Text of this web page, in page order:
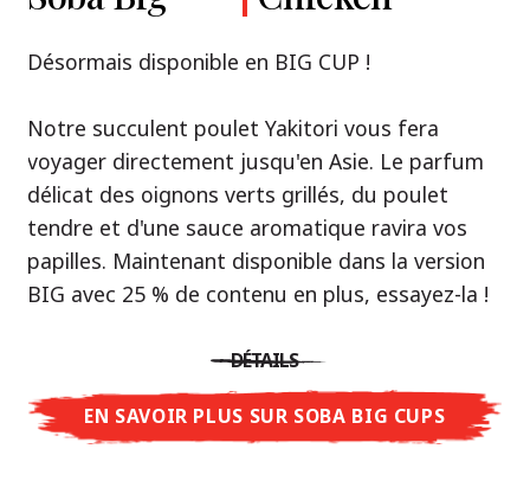
Trois univers de saveurs, un seul objectif : le
vrai ramen de niveau restaurant – sans le
restaurant.
Avec Nissin Ramen Premium, découvrez le
plaisir du ramen japonais comme jamais
Yuzu, épicé et relevé avec Spicy Miso, ou
crémeux et gourmand avec Tonkotsu. Le goût
authentique du restaurant – à savourer chez
Désormais disponible en BIG CUP !
Notre succulent poulet Yakitori vous fera
voyager directement jusqu'en Asie. Le parfum
délicat des oignons verts grillés, du poulet
tendre et d'une sauce aromatique ravira vos
papilles. Maintenant disponible dans la version
BIG avec 25 % de contenu en plus, essayez-la !
DÉTAILS
EN SAVOIR PLUS SUR SOBA BIG CUPS
Notre recommandation: découvrez le goût de
Ramen !
Une soupe ramen qui, comme la cuisine
thaïlandaise elle-même, est synonyme
d'équilibre parfait et d'harmonie gustative.
La saveur de poulet caramélisé combinée aux
expérience gustative asiatique authentique.
DÉTAILS